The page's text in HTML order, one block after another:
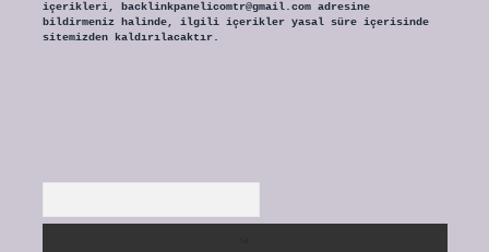
içerikleri, backlinkpanelicomtr@gmail.comadresine
bildirmeniz halinde, ilgili içerikler yasal süre içerisinde
sitemizden kaldırılacaktır.